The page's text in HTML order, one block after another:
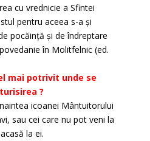
cu vrednicie a Sfintei
pentru aceea s-a și
pocăință și de îndreptare
în Molitfelnic (ed.
mai potrivit unde se
?
icoanei Mântuitorului
sau cei care nu pot veni la
la ei.